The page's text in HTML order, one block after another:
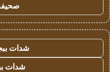
شدات
شدات